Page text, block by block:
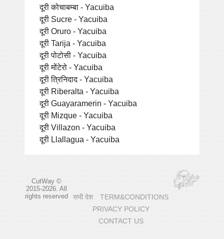
दूरी कोचाबम्बा - Yacuiba
दूरी Sucre - Yacuiba
दूरी Oruro - Yacuiba
दूरी Tarija - Yacuiba
दूरी पोटोसी - Yacuiba
दूरी मोंटेरो - Yacuiba
दूरी त्रिनिदाद - Yacuiba
दूरी Riberalta - Yacuiba
दूरी Guayaramerin - Yacuiba
दूरी Mizque - Yacuiba
दूरी Villazon - Yacuiba
दूरी Llallagua - Yacuiba
CutWay ©
2015-2026. All
rights reserved
सभी देश
TERM&CONDITIONS
PRIVACY POLICY
CONTACT US